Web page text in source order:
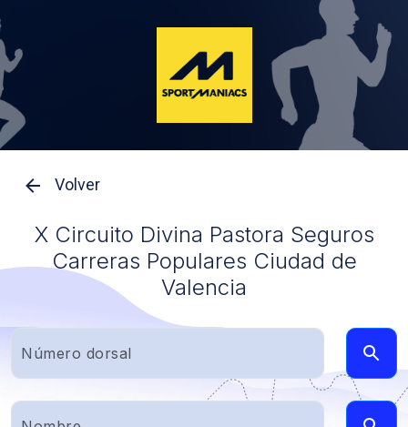
Volver
X Circuito Divina Pastora Seguros
Carreras Populares Ciudad de
Valencia